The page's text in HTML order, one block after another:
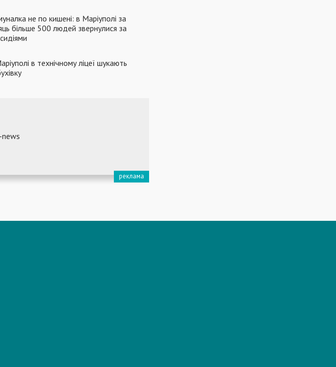
не по кишені: в Маріуполі за
більше 500 людей звернулися за
в технічному ліцеї шукають